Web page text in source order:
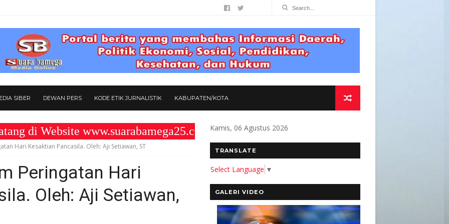
SIBER DEWAN PERS KODE ETIK JURNALISTIK KABUPATEN/KOTA
www.suarabamega25.com " KOMITMEN KAMI MEMBANGUN MEDIA YANG
Hari Kesaktian Pancasila. Oleh: Aji Setiawan, ST
Peringatan Hari
Oleh: Aji Setiawan,
Kamis, 06 Agustus 2026
TRANSLATE
Select Language ▼
GALERI VIDEO